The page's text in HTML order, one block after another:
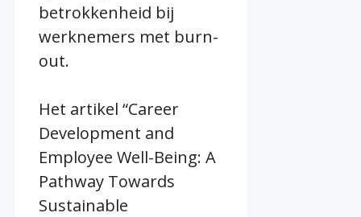
betrokkenheid bij
werknemers met burn-
out.
Het artikel “Career
Development and
Employee Well-Being: A
Pathway Towards
Sustainable